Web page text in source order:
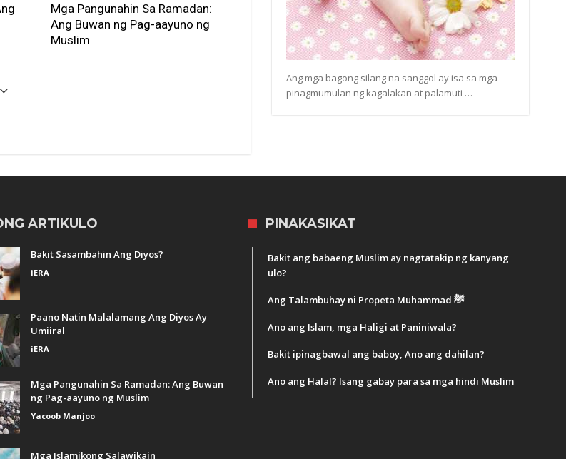
Mga Pangunahin Sa Ramadan:
Ang Buwan ng Pag-aayuno ng
Muslim
Ang mga bagong silang na sanggol ay isa sa mga
pinagmumulan ng kagalakan at palamuti …
ARTIKULO
Bakit Sasambahin Ang Diyos?
iERA
Paano Natin Malalamang Ang Diyos Ay
Umiiral
iERA
Mga Pangunahin Sa Ramadan: Ang Buwan
ng Pag-aayuno ng Muslim
Yacoob Manjoo
Mga Islamikong Salawikain
PINAKASIKAT
Bakit ang babaeng Muslim ay nagtatakip ng kanyang
ulo?
Ang Talambuhay ni Propeta Muhammad ﷺ
Ano ang Islam, mga Haligi at Paniniwala?
Bakit ipinagbawal ang baboy, Ano ang dahilan?
Ano ang Halal? Isang gabay para sa mga hindi Muslim